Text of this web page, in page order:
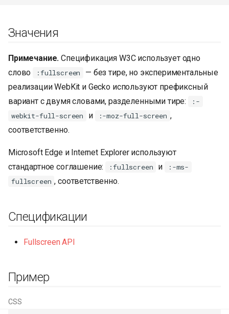
Значения
Примечание. Спецификация W3C использует одно
слово
:fullscreen
— без тире, но экспериментальные
реализации WebKit и Gecko используют префиксный
вариант с двумя словами, разделенными тире:
:-
webkit-full-screen
и :-moz-full-screen ,
соответственно.
Microsoft Edge и Internet Explorer используют
стандартное соглашение:
:fullscreen и
:-ms-
fullscreen , соответственно.
Спецификации
Fullscreen API
Пример
CSS